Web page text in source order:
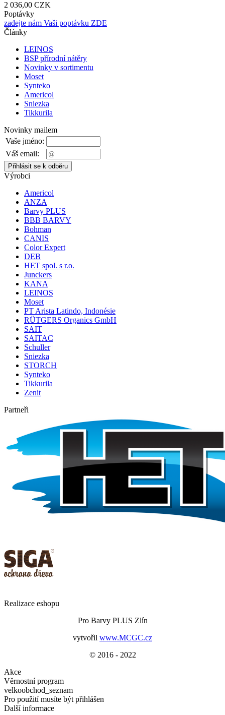
2 036,00 CZK
Poptávky
zadejte nám Vaši poptávku ZDE
Články
LEINOS
BSP přírodní nátěry
Novinky v sortimentu
Moset
Synteko
Americol
Sniezka
Tikkurila
Novinky mailem
Vaše jméno:
Váš email:
Výrobci
Americol
ANZA
Barvy PLUS
BBB BARVY
Bohman
CANIS
Color Expert
DEB
HET spol. s r.o.
Junckers
KANA
LEINOS
Moset
PT Arista Latindo, Indonésie
RÜTGERS Organics GmbH
SAIT
SAITAC
Schuller
Sniezka
STORCH
Synteko
Tikkurila
Zenit
Partneři
Realizace eshopu
Pro Barvy PLUS Zlín
vytvořil www.MCGC.cz
© 2016 - 2022
Akce
Věrnostní program
velkoobchod_seznam
Pro použití musíte být přihlášen
Další informace